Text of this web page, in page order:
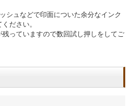
シュなどで印面についた余分なインク
ださい。
残っていますので数回試し押しをしてご